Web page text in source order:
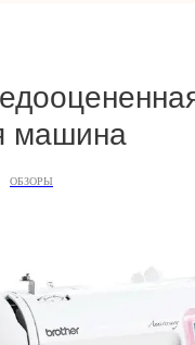
машина
ОБЗОРЫ